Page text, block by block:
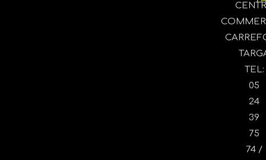
TEL:
05
24
39
75
74 /